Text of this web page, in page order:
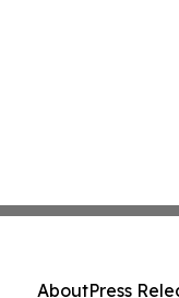
AboutPress